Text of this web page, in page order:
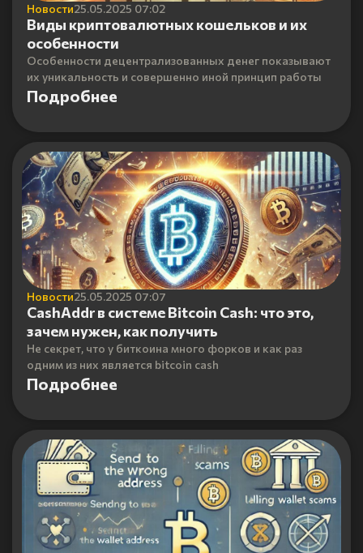
Новости25.05.2025 07:02
Виды криптовалютных кошельков и их
особенности
Особенности децентрализованных денег показывают
их уникальность и совершенно иной принцип работы
Подробнее
Новости25.05.2025 07:07
CashAddr в системе Bitcoin Cash: что это,
зачем нужен, как получить
Не секрет, что у биткоина много форков и как раз
одним из них является bitcoin cash
Подробнее